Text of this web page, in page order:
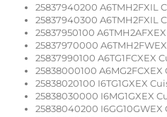
25837940200 A6TMH2FXIL
25837940300 A6TMH2FXIL
25837950100
25837970000
25837990100 A6TG1FCXEX
25838000100
25838020100 I6TG1GXEX
25838030000 I6MG1GXEX
25838040200